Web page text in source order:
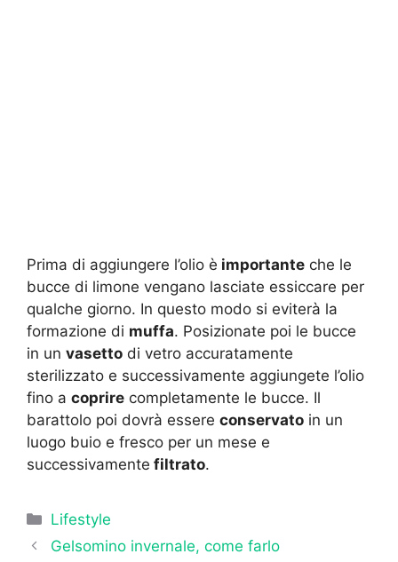
Prima di aggiungere l’olio è importante che le
bucce di limone vengano lasciate essiccare per
qualche giorno. In questo modo si eviterà la
formazione di muffa. Posizionate poi le bucce
in un vasetto di vetro accuratamente
sterilizzato e successivamente aggiungete l’olio
fino a coprire completamente le bucce. Il
barattolo poi dovrà essere conservato in un
luogo buio e fresco per un mese e
successivamente filtrato.
Categorie
Lifestyle
Gelsomino invernale, come farlo